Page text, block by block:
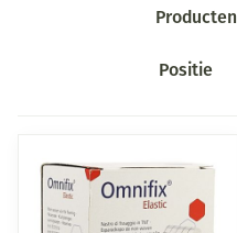
Producten
Sorteer op: